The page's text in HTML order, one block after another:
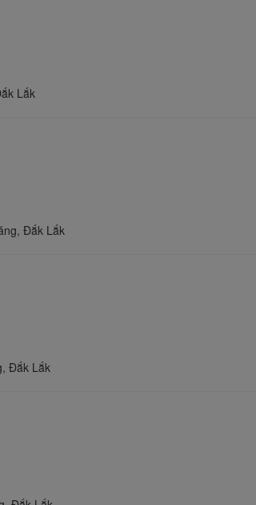
Lắk
Đắk Lắk
Đắk Lắk